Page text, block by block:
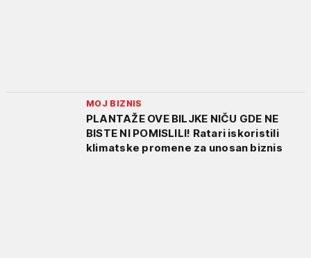
MOJ BIZNIS
PLANTAŽE OVE BILJKE NIČU GDE NE
BISTE NI POMISLILI! Ratari iskoristili
klimatske promene za unosan biznis